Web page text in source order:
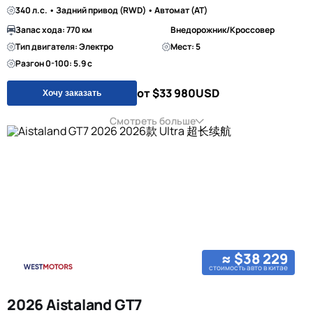
340 л.с. • Задний привод (RWD) • Автомат (AT)
Запас хода: 770 км
Внедорожник/Кроссовер
Тип двигателя: Электро
Мест: 5
Разгон 0-100: 5.9 с
Хочу заказать от $33 980USD
Смотреть больше
≈ $38 229
стоимость авто в китае
2026 Aistaland GT7